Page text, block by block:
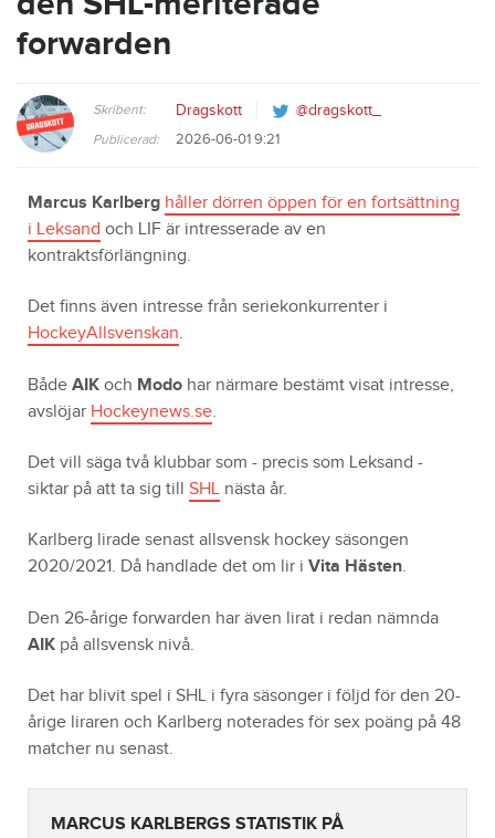
forwarden
Skribent: Dragskott @dragskott_
Publicerad: 2026-06-01 9:21
Marcus Karlberg håller dörren öppen för en fortsättning
i Leksand och LIF är intresserade av en
kontraktsförlängning.
Det finns även intresse från seriekonkurrenter i
HockeyAllsvenskan.
Både AIK och Modo har närmare bestämt visat intresse,
avslöjar Hockeynews.se.
Det vill säga två klubbar som - precis som Leksand -
siktar på att ta sig till SHL nästa år.
Karlberg lirade senast allsvensk hockey säsongen
2020/2021. Då handlade det om lir i Vita Hästen.
Den 26-årige forwarden har även lirat i redan nämnda
AIK på allsvensk nivå.
Det har blivit spel i SHL i fyra säsonger i följd för den 20-
årige liraren och Karlberg noterades för sex poäng på 48
matcher nu senast.
MARCUS KARLBERGS STATISTIK PÅ